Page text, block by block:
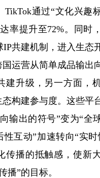
TikTok通过“文化兴趣
率提升至72%。同时
共建机制，进入生态
运营从简单成品输出
建升级，另一方面，
构建参与度。这些平
输出的符号”变为“全
性互动”加速转向“实时
传播的抵触感，使新
播”的目标。